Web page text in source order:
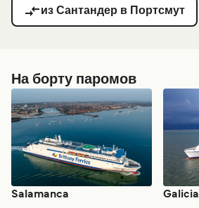
из Сантандер в Портсмут
На борту паромов
Salamanca Galicia